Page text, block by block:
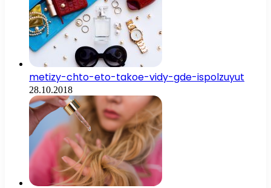
metizy-chto-eto-takoe-vidy-gde-ispolzuyut
28.10.2018